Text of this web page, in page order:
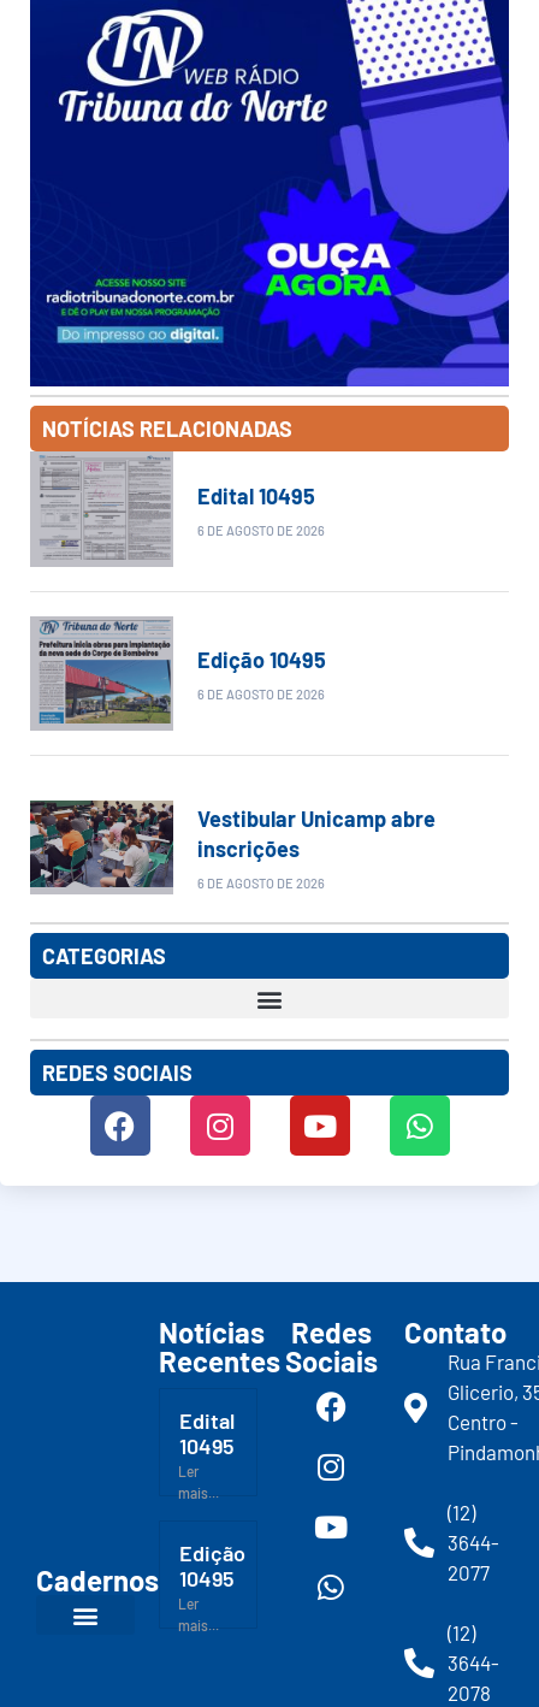
NOTÍCIAS RELACIONADAS
Edital 10495
6 DE AGOSTO DE 2026
Edição 10495
6 DE AGOSTO DE 2026
Vestibular Unicamp abre
inscrições
6 DE AGOSTO DE 2026
CATEGORIAS
REDES SOCIAIS
Cadernos
Notícias
Recentes
Edital
10495
Ler
mais...
Edição
10495
Ler
mais...
Redes
Sociais
Contato
Rua
Glicerio,
Centro -
(12)
3644-
2077
(12)
3644-
2078